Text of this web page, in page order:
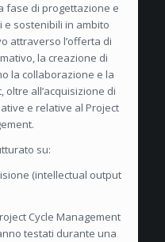
fase di progettazione e
sostenibili in ambito
attraverso l’offerta di
la creazione di
la collaborazione e la
oltre all’acquisizione di
e relative al Project
su:
(intellectual output
Cycle Management
testati durante una